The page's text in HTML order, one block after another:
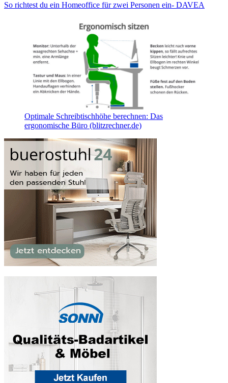
So richtest du ein Homeoffice für zwei Personen ein- DAVEA
Optimale Schreibtischhöhe berechnen: Das
ergonomische Büro (blitzrechner.de)